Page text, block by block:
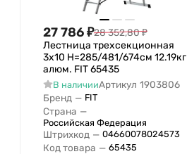
27 786₽28 352,80₽
Лестница трехсекционная
3х10 H=285/481/674см 12.19кг
алюм. FIT 65435
В наличииАртикул 1903806
Бренд — FIT
Страна —
Российская Федерация
Штрихкод — 04660078024573
Код товара — 65435